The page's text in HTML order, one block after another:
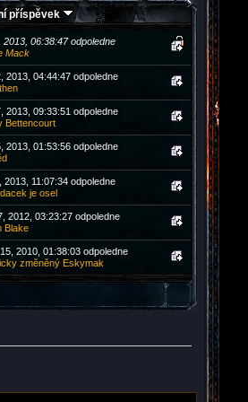
příspěvek
2013, 06:38:47 odpoledne
Mack
2013, 04:44:47 odpoledne
2013, 09:33:51 odpoledne
Bettencourt
2013, 01:53:56 odpoledne
2013, 11:07:34 odpoledne
je osel
2012, 03:23:27 odpoledne
Blake
2010, 01:38:03 odpoledne
změněný Eskymak